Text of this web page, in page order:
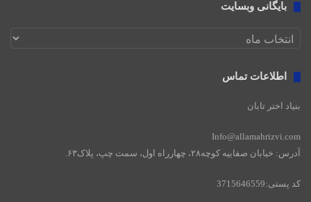
بایگانی وبسایت
بایگانی
اطلاعات تماس
بنیاد اختر تابان
Info@allamahrizvi.com
آدرس: خیابان صفاییه کوچه۲۸، چهار‌راه اول، سمت چپ، پلاک۶۳.
کد پستی:3715646559